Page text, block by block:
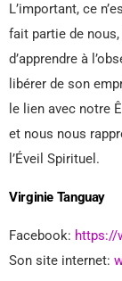
L’important, ce
fait partie de nous,
d’apprendre à
libérer de son
le lien avec notre
et nous nous
l’Éveil Spirituel.
Virginie Tanguay
Facebook: https://
Son site internet: